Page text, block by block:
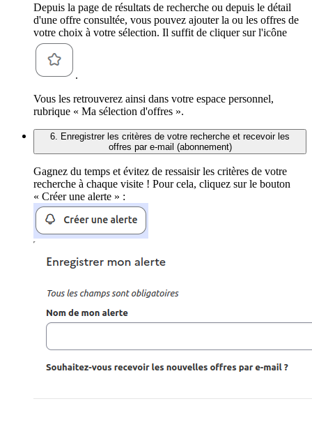
Depuis la page de résultats de recherche ou depuis le détail
d'une offre consultée, vous pouvez ajouter la ou les offres de
votre choix à votre sélection. Il suffit de cliquer sur l'icône
.
Vous les retrouverez ainsi dans votre espace personnel,
rubrique « Ma sélection d'offres ».
6. Enregistrer les critères de votre recherche et recevoir les
offres par e-mail (abonnement)
Gagnez du temps et évitez de ressaisir les critères de votre
recherche à chaque visite ! Pour cela, cliquez sur le bouton
« Créer une alerte » :